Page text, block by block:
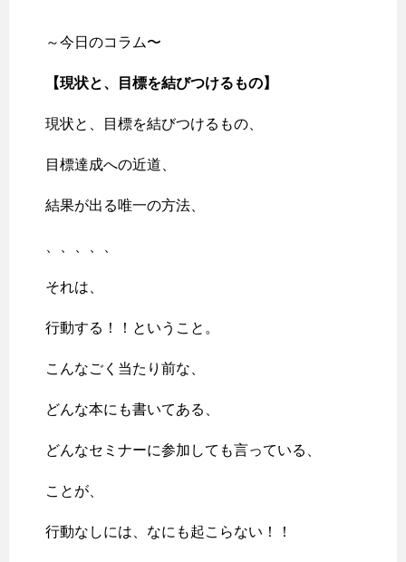
～今日のコラム〜
【現状と、目標を結びつけるもの】
現状と、目標を結びつけるもの、
目標達成への近道、
結果が出る唯一の方法、
それは、
行動する！！ということ。
こんなごく当たり前な、
どんな本にも書いてある、
どんなセミナーに参加しても言っている、
ことが、
行動なしには、なにも起こらない！！